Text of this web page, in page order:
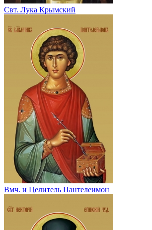
Свт. Лука Крымский
Вмч. и Целитель Пантелеимон